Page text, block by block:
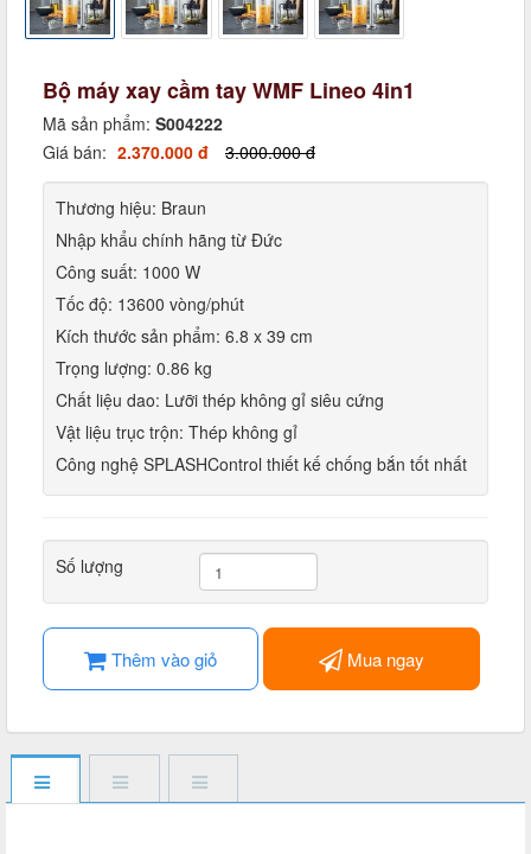
Bộ máy xay cầm tay WMF Lineo 4in1
Mã sản phẩm: S004222
Giá bán: 2.370.000 đ 3.000.000 đ
Thương hiệu: Braun
Nhập khẩu chính hãng từ Đức
Công suất: 1000 W
Tốc độ: 13600 vòng/phút
Kích thước sản phẩm: 6.8 x 39 cm
Trọng lượng: 0.86 kg
Chất liệu dao: Lưỡi thép không gỉ siêu cứng
Vật liệu trục trộn: Thép không gỉ
Công nghệ SPLASHControl thiết kế chống bắn tốt nhất
Số lượng
Thêm vào giỏ Mua ngay